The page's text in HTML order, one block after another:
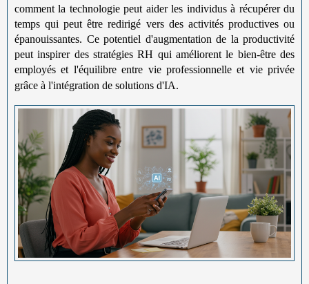
comment la technologie peut aider les individus à récupérer du
temps qui peut être redirigé vers des activités productives ou
épanouissantes. Ce potentiel d'augmentation de la productivité
peut inspirer des stratégies RH qui améliorent le bien-être des
employés et l'équilibre entre vie professionnelle et vie privée
grâce à l'intégration de solutions d'IA.